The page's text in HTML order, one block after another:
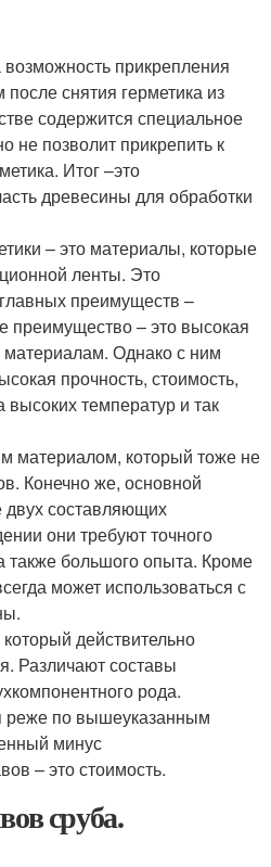
возможность прикрепления
снятия герметика из
содержится специальное
не позволит прикрепить к
Итог –это
древесины для обработки
– это материалы, которые
ленты. Это
преимуществ –
преимущество – это высокая
материалам. Однако с ним
прочность, стоимость,
высоких температур и так
материалом, который тоже не
Конечно же, основной
двух составляющих
они требуют точного
также большого опыта. Кроме
может использоваться с
действительно
Различают составы
рода.
реже по вышеуказанным
минус
– это стоимость.
сруба.